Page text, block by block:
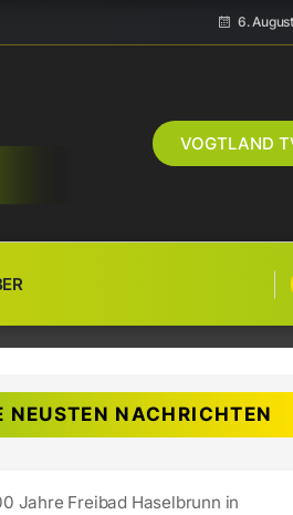
6.
VOGTLAND
NEUSTEN NACHRICHTEN
Jahre Freibad Haselbrunn in